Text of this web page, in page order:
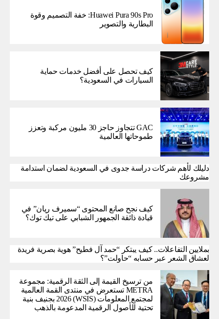
Huawei Pura 90s Pro: خفة التصميم وقوة
البطارية والتصوير
كيف تحصل على أفضل خدمات حماية
السيارات في السعودية؟
GAC تتجاوز حاجز 30 مليون مركبة وتعزز
طموحاتها العالمية
دليلك لأهم شركات دراسة جدوى في السعودية لضمان استدامة
مشروعك
كيف نجح صانع المحتوى “سميرف ريان” في
قيادة ذائقة الجمهور الشبابي على تيك توك؟
بملايين التفاعلات.. كيف يبتكر “حمد آل فطيح” هوية بصرية فريدة
لعشاق الشعر عبر حسابه “حاولت”؟
من ترسيخ القيمة إلى الثقة الرقمية: مجموعة
METRA تستعرض في منتدى القمة العالمية
لمجتمع المعلومات (WSIS) 2026 بجنيف بنية
تحتية للأصول الرقمية المدعومة بالذهب